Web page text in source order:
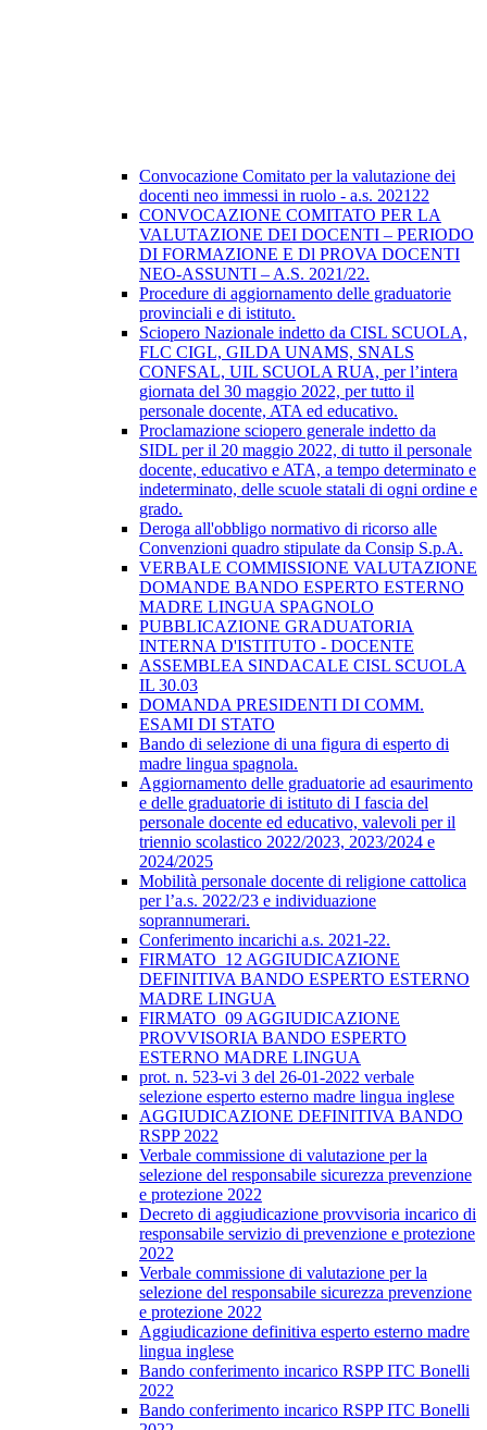
Convocazione Comitato per la valutazione dei
docenti neo immessi in ruolo - a.s. 202122
CONVOCAZIONE COMITATO PER LA
VALUTAZIONE DEI DOCENTI – PERIODO
DI FORMAZIONE E Dl PROVA DOCENTI
NEO-ASSUNTI – A.S. 2021/22.
Procedure di aggiornamento delle graduatorie
provinciali e di istituto.
Sciopero Nazionale indetto da CISL SCUOLA,
FLC CIGL, GILDA UNAMS, SNALS
CONFSAL, UIL SCUOLA RUA, per l’intera
giornata del 30 maggio 2022, per tutto il
personale docente, ATA ed educativo.
Proclamazione sciopero generale indetto da
SIDL per il 20 maggio 2022, di tutto il personale
docente, educativo e ATA, a tempo determinato e
indeterminato, delle scuole statali di ogni ordine e
grado.
Deroga all'obbligo normativo di ricorso alle
Convenzioni quadro stipulate da Consip S.p.A.
VERBALE COMMISSIONE VALUTAZIONE
DOMANDE BANDO ESPERTO ESTERNO
MADRE LINGUA SPAGNOLO
PUBBLICAZIONE GRADUATORIA
INTERNA D'ISTITUTO - DOCENTE
ASSEMBLEA SINDACALE CISL SCUOLA
IL 30.03
DOMANDA PRESIDENTI DI COMM.
ESAMI DI STATO
Bando di selezione di una figura di esperto di
madre lingua spagnola.
Aggiornamento delle graduatorie ad esaurimento
e delle graduatorie di istituto di I fascia del
personale docente ed educativo, valevoli per il
triennio scolastico 2022/2023, 2023/2024 e
2024/2025
Mobilità personale docente di religione cattolica
per l’a.s. 2022/23 e individuazione
soprannumerari.
Conferimento incarichi a.s. 2021-22.
FIRMATO_12 AGGIUDICAZIONE
DEFINITIVA BANDO ESPERTO ESTERNO
MADRE LINGUA
FIRMATO_09 AGGIUDICAZIONE
PROVVISORIA BANDO ESPERTO
ESTERNO MADRE LINGUA
prot. n. 523-vi 3 del 26-01-2022 verbale
selezione esperto esterno madre lingua inglese
AGGIUDICAZIONE DEFINITIVA BANDO
RSPP 2022
Verbale commissione di valutazione per la
selezione del responsabile sicurezza prevenzione
e protezione 2022
Decreto di aggiudicazione provvisoria incarico di
responsabile servizio di prevenzione e protezione
2022
Verbale commissione di valutazione per la
selezione del responsabile sicurezza prevenzione
e protezione 2022
Aggiudicazione definitiva esperto esterno madre
lingua inglese
Bando conferimento incarico RSPP ITC Bonelli
2022
Bando conferimento incarico RSPP ITC Bonelli